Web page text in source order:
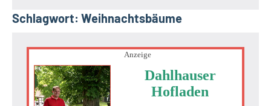
Schlagwort: Weihnachtsbäume
Anzeige
Dahlhauser
Hofladen